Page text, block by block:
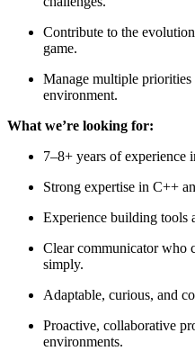
Contribute to the
game.
Manage multiple
environment.
What we’re looking for:
7–8+ years of experience
Strong expertise in C++
Experience building tools
Clear communicator who
simply.
Adaptable, curious, and
Proactive, collaborative
environments.